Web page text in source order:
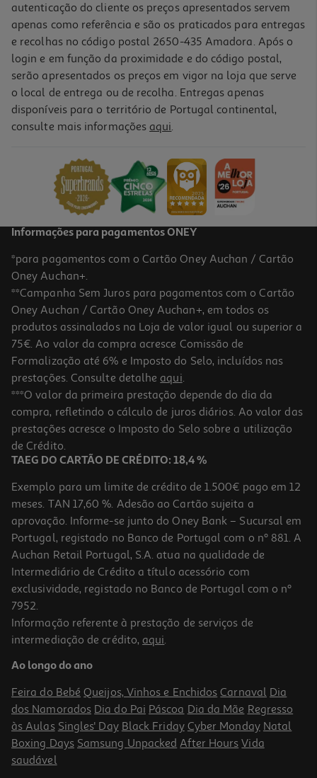
-33%
Condimento Azeite Gallo Virgem Extra Alho Pimenta 250ml
Price reduced from
-33%
Condimento Azeite Gallo Virgem Extra Limão 250ml
15.96 €/Lt
Price reduced from
5,99 €to
3,99 €
Promoção
-33%
Condimento Azeite Gallo Virgem Extra Alecrim 250ml
15.96 €/Lt
3,99 €
Promoção
autenticação do cliente os preços apresentados servem
apenas como referência e são os praticados para entregas
e recolhas no código postal 2650-435 Amadora. Após o
login e em função da proximidade e do código postal,
serão apresentados os preços em vigor na loja que serve
o local de entrega ou de recolha. Entregas apenas
disponíveis para o território de Portugal continental,
consulte mais informações aqui.
Informações para pagamentos ONEY
*para pagamentos com o Cartão Oney Auchan / Cartão
Oney Auchan+.
**Campanha Sem Juros para pagamentos com o Cartão
Oney Auchan / Cartão Oney Auchan+, em todos os
produtos assinalados na Loja de valor igual ou superior a
75€. Ao valor da compra acresce Comissão de
Formalização até 6% e Imposto do Selo, incluídos nas
prestações. Consulte detalhe aqui.
***O valor da primeira prestação depende do dia da
compra, refletindo o cálculo de juros diários. Ao valor das
prestações acresce o Imposto do Selo sobre a utilização
de Crédito.
TAEG DO CARTÃO DE CRÉDITO: 18,4 %
Exemplo para um limite de crédito de 1.500€ pago em 12
meses. TAN 17,60 %. Adesão ao Cartão sujeita a
aprovação. Informe-se junto do Oney Bank – Sucursal em
Portugal, registado no Banco de Portugal com o nº 881. A
Auchan Retail Portugal, S.A. atua na qualidade de
Intermediário de Crédito a título acessório com
exclusividade, registado no Banco de Portugal com o nº
7952.
Informação referente à prestação de serviços de
intermediação de crédito, aqui.
Ao longo do ano
Feira do Bebé Queijos, Vinhos e Enchidos Carnaval Dia
dos Namorados Dia do Pai Páscoa Dia da Mãe Regresso
às Aulas Singles' Day Black Friday Cyber Monday Natal
Boxing Days Samsung Unpacked After Hours Vida
saudável